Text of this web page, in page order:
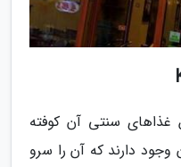
سنتی آن کوفته
دارند که آن را سرو